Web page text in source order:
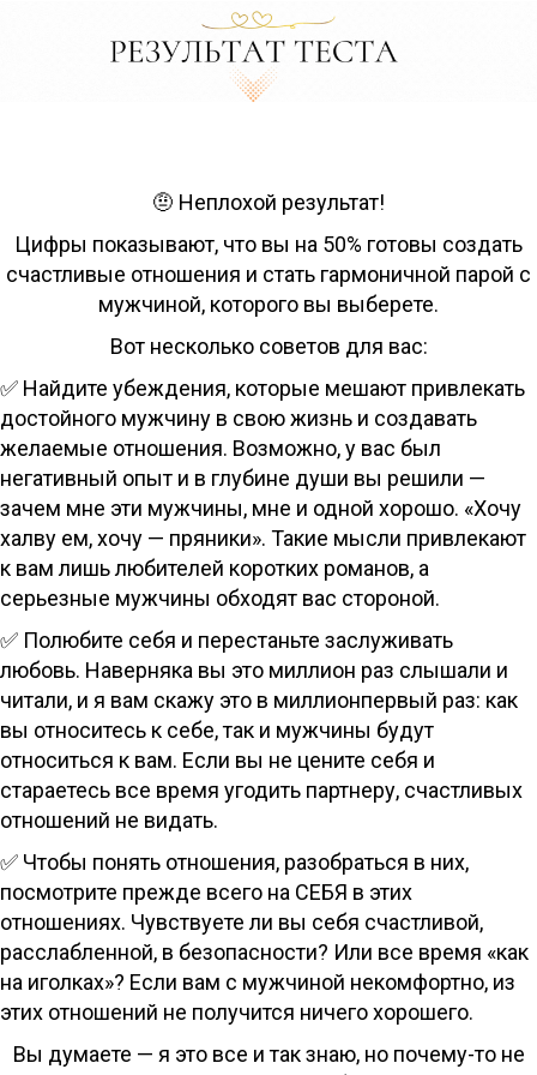
🤨 Неплохой результат!
Цифры показывают, что вы на 50% готовы создать
счастливые отношения и стать гармоничной парой с
мужчиной, которого вы выберете.
Вот несколько советов для вас:
✅ Найдите убеждения, которые мешают привлекать
достойного мужчину в свою жизнь и создавать
желаемые отношения. Возможно, у вас был
негативный опыт и в глубине души вы решили —
зачем мне эти мужчины, мне и одной хорошо. «Хочу
халву ем, хочу — пряники». Такие мысли привлекают
к вам лишь любителей коротких романов, а
серьезные мужчины обходят вас стороной.
✅ Полюбите себя и перестаньте заслуживать
любовь. Наверняка вы это миллион раз слышали и
читали, и я вам скажу это в миллионпервый раз: как
вы относитесь к себе, так и мужчины будут
относиться к вам. Если вы не цените себя и
стараетесь все время угодить партнеру, счастливых
отношений не видать.
✅ Чтобы понять отношения, разобраться в них,
посмотрите прежде всего на СЕБЯ в этих
отношениях. Чувствуете ли вы себя счастливой,
расслабленной, в безопасности? Или все время «как
на иголках»? Если вам с мужчиной некомфортно, из
этих отношений не получится ничего хорошего.
Вы думаете — я это все и так знаю, но почему-то не